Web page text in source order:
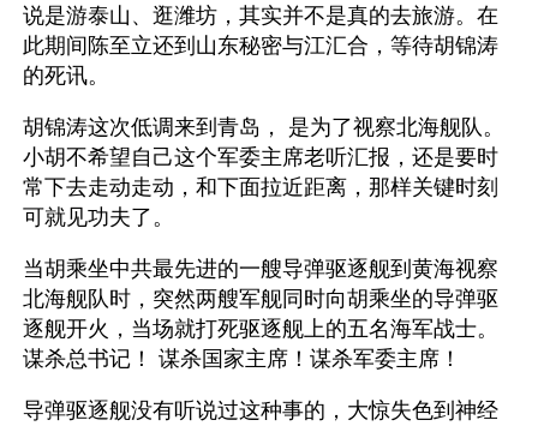
说是游泰山、逛潍坊，其实并不是真的去旅游。在
此期间陈至立还到山东秘密与江汇合，等待胡锦涛
的死讯。
胡锦涛这次低调来到青岛， 是为了视察北海舰队。
小胡不希望自己这个军委主席老听汇报，还是要时
常下去走动走动，和下面拉近距离，那样关键时刻
可就见功夫了。
当胡乘坐中共最先进的一艘导弹驱逐舰到黄海视察
北海舰队时，突然两艘军舰同时向胡乘坐的导弹驱
逐舰开火，当场就打死驱逐舰上的五名海军战士。
谋杀总书记！ 谋杀国家主席！谋杀军委主席！
导弹驱逐舰没有听说过这种事的，大惊失色到神经